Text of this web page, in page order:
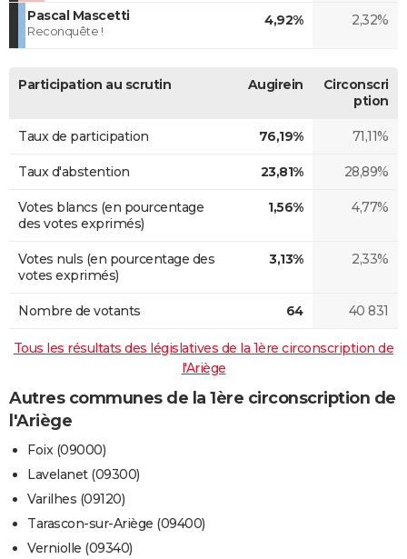
Pascal Mascetti
Reconquête !
4,92% 2,32%
Participation au scrutin Augirein
Circonscri
ption
Taux de participation 76,19% 71,11%
Taux d'abstention 23,81% 28,89%
Votes blancs (en pourcentage
des votes exprimés)
1,56% 4,77%
Votes nuls (en pourcentage des
votes exprimés)
3,13% 2,33%
Nombre de votants 64 40 831
Tous les résultats des législatives de la 1ère circonscription de
l'Ariège
Autres communes de la 1ère circonscription de
l'Ariège
Foix (09000)
Lavelanet (09300)
Varilhes (09120)
Tarascon-sur-Ariège (09400)
Verniolle (09340)